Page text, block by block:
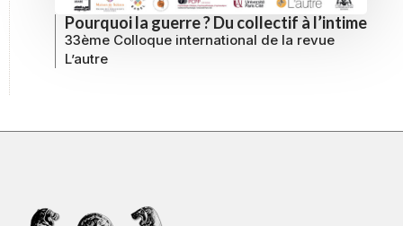
Pourquoi la guerre ? Du collectif à l’intime
33ème Colloque international de la revue
L’autre